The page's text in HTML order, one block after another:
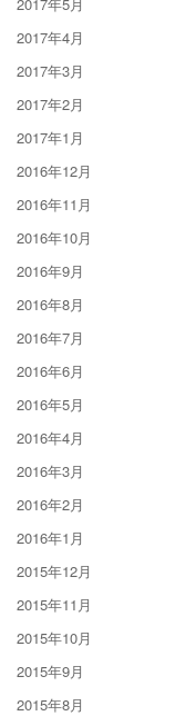
2017年4月
2017年3月
2017年2月
2017年1月
2016年12月
2016年11月
2016年10月
2016年9月
2016年8月
2016年7月
2016年6月
2016年5月
2016年4月
2016年3月
2016年2月
2016年1月
2015年12月
2015年11月
2015年10月
2015年9月
2015年8月